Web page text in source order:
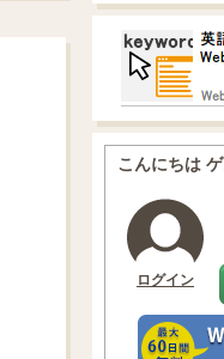
こんにちは
ログイン